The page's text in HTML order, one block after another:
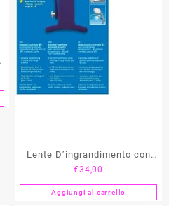
Lente D’ingrandimento con
Lampada LED PRYM
€34,00
Aggiungi al carrello